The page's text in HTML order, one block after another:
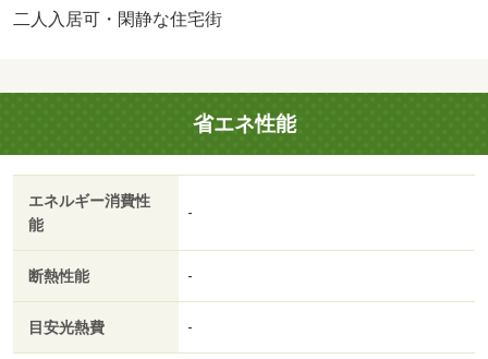
かずや汁物など何品も作りたい人におすすめな２口コンロ
しい、きれいな室内です。こちらの物件は現在空家です。
バルコニー付きのマンションです。こちらは駐輪場付きの
物件です。駅から徒歩９分の物件なら、駅前のお買い物も
便利です。・賃貸保証等：加入要（全保連 初回：総賃料
５０％ｏｒ１００％ ５０％の場合、１年毎に更新料１０
０００円）・通話ボタンを押せば相手の声が聞けるので、
いております。室内設備はエアコン・フローリングなどが
揃っており、とても充実しています。・駐輪場：有/鍵交換
代 16500円/ルームクリーニング代 22000円
二人入居可・閑静な住宅街
省エネ性能
エネルギー消費性
能
-
断熱性能 -
目安光熱費 -